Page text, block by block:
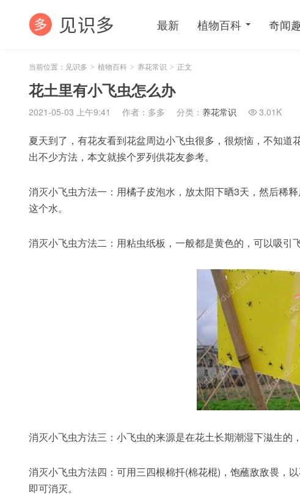
最新 植物百科 奇闻
当前位置： 见识多 > 植物百科 > 养花常识 > 正文
花土里有小飞虫怎么办
2021-05-03 上午9:41 作者：多多 分类： 养花常识  3.01K
夏天到了，有花友看到花盆周边小飞虫很多，很烦恼，不知
出不少方法，本文就挨个罗列供花友参考。
消灭小飞虫方法一：用橘子皮泡水，放太阳下晒3天，然后稀
这个水。
消灭小飞虫方法二：用粘虫纸板，一般都是黄色的，可以吸引
消灭小飞虫方法三：小飞虫的来源是在花土长期潮湿下滋生的
消灭小飞虫方法四：可用三四根棉扦(棉花棍)，饱蘸敌敌畏，
即可消灭。